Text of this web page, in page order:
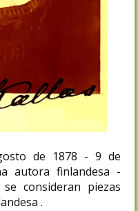
de 1878 - 9 de
autora finlandesa -
consideran piezas
.